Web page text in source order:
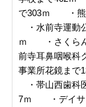
で303ｍ ・熊
・水前寺運動
ｍ ・さくら
前寺耳鼻咽喉
事業所花鏡ま
・帯山西歯科
7ｍ ・デイサ